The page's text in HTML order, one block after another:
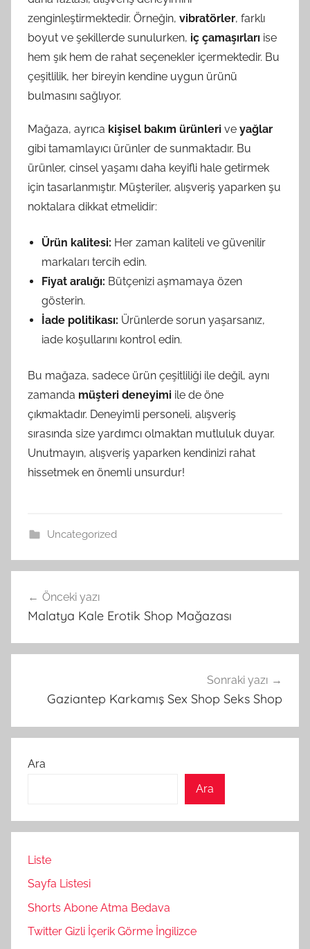
zenginleştirmektedir. Örneğin, vibratörler, farklı
boyut ve şekillerde sunulurken, iç çamaşırları ise
hem şık hem de rahat seçenekler içermektedir. Bu
çeşitlilik, her bireyin kendine uygun ürünü
bulmasını sağlıyor.
Mağaza, ayrıca kişisel bakım ürünleri ve yağlar
gibi tamamlayıcı ürünler de sunmaktadır. Bu
ürünler, cinsel yaşamı daha keyifli hale getirmek
için tasarlanmıştır. Müşteriler, alışveriş yaparken şu
noktalara dikkat etmelidir:
Ürün kalitesi: Her zaman kaliteli ve güvenilir
markaları tercih edin.
Fiyat aralığı: Bütçenizi aşmamaya özen
gösterin.
İade politikası: Ürünlerde sorun yaşarsanız,
iade koşullarını kontrol edin.
Bu mağaza, sadece ürün çeşitliliği ile değil, aynı
zamanda müşteri deneyimi ile de öne
çıkmaktadır. Deneyimli personeli, alışveriş
sırasında size yardımcı olmaktan mutluluk duyar.
Unutmayın, alışveriş yaparken kendinizi rahat
hissetmek en önemli unsurdur!
Uncategorized
gezinmesi
Önceki yazı
Malatya Kale Erotik Shop Mağazası
Sonraki yazı
Gaziantep Karkamış Sex Shop Seks Shop
Ara
Ara
Liste
Sayfa Listesi
Shorts Abone Atma Bedava
Twitter Gizli İçerik Görme İngilizce